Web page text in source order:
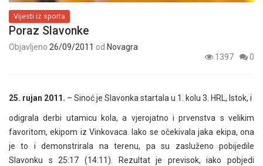
Vijesti iz sporta
Poraz Slavonke
Objavljeno 26/09/2011 od Novagra
1397
0
25. rujan 2011. – Sinoć je Slavonka startala u 1. kolu 3. HRL, Istok, i
odigrala derbi utamicu kola, a vjerojatno i prvenstva s velikim
favoritom, ekipom iz Vinkovaca. Iako se očekivala jaka ekipa, ona
je to i demonstrirala na terenu, pa su zasluženo pobijedile
Slavonku s 25:17 (14:11). Rezultat je previsok, iako pobjedi